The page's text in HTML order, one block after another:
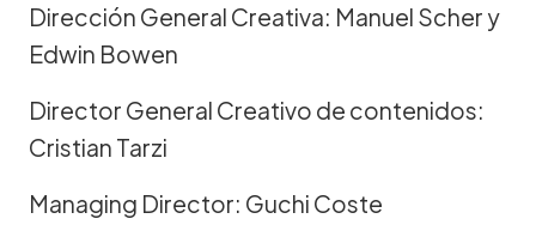
Dirección General Creativa: Manuel Scher y
Edwin Bowen
Director General Creativo de contenidos:
Cristian Tarzi
Managing Director: Guchi Coste